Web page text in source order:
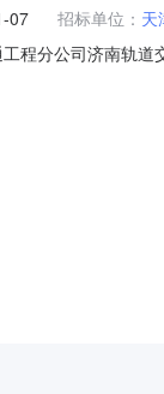
07 招标单位： 天
程分公司济南轨
GD-